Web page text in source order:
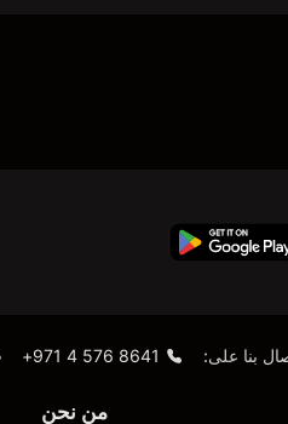
بنا على: +971 4 576 8641
من نحن